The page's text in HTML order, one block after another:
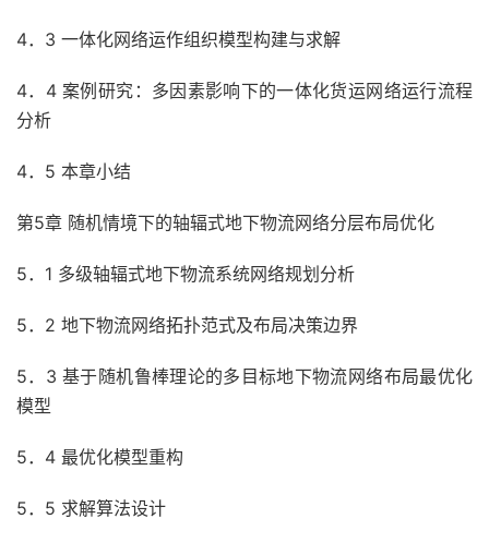
4．3 一体化网络运作组织模型构建与求解
4．4 案例研究：多因素影响下的一体化货运网络运行流程
分析
4．5 本章小结
第5章 随机情境下的轴辐式地下物流网络分层布局优化
5．1 多级轴辐式地下物流系统网络规划分析
5．2 地下物流网络拓扑范式及布局决策边界
5．3 基于随机鲁棒理论的多目标地下物流网络布局最优化
模型
5．4 最优化模型重构
5．5 求解算法设计